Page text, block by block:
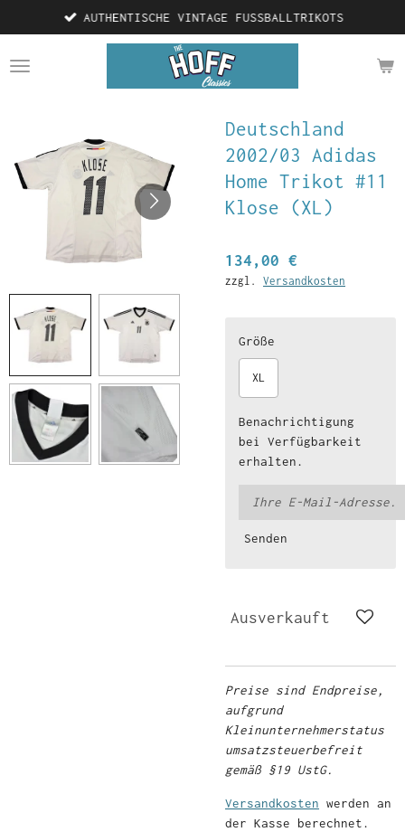
Hauptinhalt
springen
AUTHENTISCHE VINTAGE FUSSBALLTRIKOTS
Deutschland
2002/03 Adidas
Home Trikot #11
Klose (XL)
134,00 €
zzgl. Versandkosten
Größe
XL
Benachrichtigung
bei Verfügbarkeit
erhalten.
Senden
Ausverkauft
Preise sind Endpreise,
aufgrund
Kleinunternehmerstatus
umsatzsteuerbefreit
gemäß §19 UstG.
Versandkosten werden an
der Kasse berechnet.